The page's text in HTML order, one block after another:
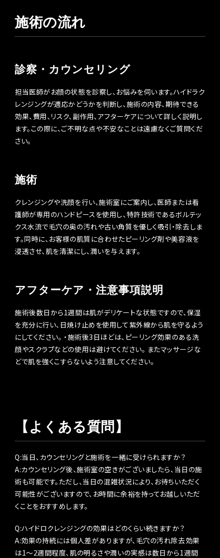
施術の流れ
診察・カウンセリング
担当医師がお顔の状態を診察し、お悩みを伺います。ハイドラク
レンジングが適応かどうかを判断し、施術の内容、期待できる
効果、費用、リスク、副作用、アフターケアについて詳しく説明し
ます。この際に、ご不明な点や不安なことは遠慮なくご質問くだ
さい。
施術
クレンジングや洗顔を行い、施術室にご案内し、医師または看
護師が専用のハンドピースを使用し、特許技術であるボルテッ
クス水流で毛穴の奥の汚れや古い角質を優しく吸引・除去しま
す。同時に、お客様の肌質に合わせたピーリング剤や美容液を
浸透させ、肌を清潔にし、潤いを与えます。
アフターケア・注意事項説明
施術後数日から1週間は肌がデリケートな状態ですので、保湿
を充分に行い、日焼け止めを使用して紫外線から肌を守るよう
にしてください。 ・施術後3日ほどは、ピーリング効果のある洗
顔やスクラブなどの使用は避けてください。 またマッサージな
どで肌を強くこすらないよう注意してください。
【よくある質問】
Q:当日、カウンセリングと施術を一緒に受けられますか？
A:カウンセリング後、施術室の空きがございましたら、当日の施
術も可能です。ただし、当日の混雑状況により、お待ちいただく
可能性がございますので、お時間に余裕を持ってお越しいただ
くことをおすすめします。
Q:ハイドロクレンジングの効果はどのくらい続きますか？
A:効果の持続には個人差がありますが、毛穴の汚れ除去効果
は1〜2週間程度、肌の明るさや潤いの実感は数日から1週間